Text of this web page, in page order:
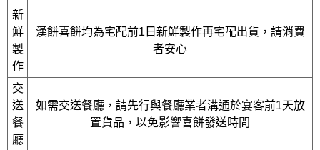
新
鮮
製
作
漢餅喜餅均為宅配前1日新鮮製作再宅配出貨，請消費
者安心
交
送
餐
廳
如需交送餐廳，請先行與餐廳業者溝通於宴客前1天放
置貨品，以免影響喜餅發送時間